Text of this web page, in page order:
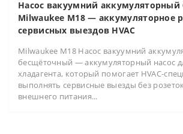
Насос вакуумний
Milwaukee M18 — аккумуляторное
сервисных выездов HVAC
Milwaukee M18 Насос вакуумний
бесщёточный — аккумуляторный насос
хладагента, который помогает HVAC-
выполнять сервисные выезды без
внешнего питания...